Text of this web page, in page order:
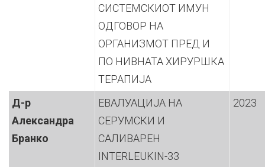
СИСТЕМСКИОТ ИМУН
ОДГОВОР НА
ОРГАНИЗМОТ ПРЕД И
ПО НИВНАТА ХИРУРШКА
ТЕРАПИЈА
Д-р
Александра
Бранко
ЕВАЛУАЦИЈА НА
СЕРУМСКИ И
САЛИВАРЕН
INTERLEUKIN-33
2023